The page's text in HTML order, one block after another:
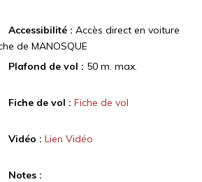
Accessibilité : Accès direct en voiture
de MANOSQUE
Plafond de vol : 50 m. max.
Fiche de vol : Fiche de vol
Vidéo : Lien Vidéo
Notes :